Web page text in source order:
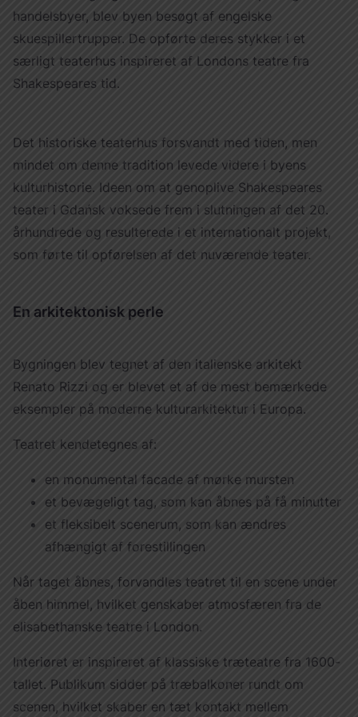
handelsbyer, blev byen besøgt af engelske
skuespillertrupper. De opførte deres stykker i et
særligt teaterhus inspireret af Londons teatre fra
Shakespeares tid.
Det historiske teaterhus forsvandt med tiden, men
mindet om denne tradition levede videre i byens
kulturhistorie. Ideen om at genoplive Shakespeares
teater i Gdańsk voksede frem i slutningen af det 20.
århundrede og resulterede i et internationalt projekt,
som førte til opførelsen af det nuværende teater.
En arkitektonisk perle
Bygningen blev tegnet af den italienske arkitekt
Renato Rizzi og er blevet et af de mest bemærkede
eksempler på moderne kulturarkitektur i Europa.
Teatret kendetegnes af:
en monumental facade af mørke mursten
et bevægeligt tag, som kan åbnes på få minutter
et fleksibelt scenerum, som kan ændres
afhængigt af forestillingen
Når taget åbnes, forvandles teatret til en scene under
åben himmel, hvilket genskaber atmosfæren fra de
elisabethanske teatre i London.
Interiøret er inspireret af klassiske træteatre fra 1600-
tallet. Publikum sidder på træbalkoner rundt om
scenen, hvilket skaber en tæt kontakt mellem